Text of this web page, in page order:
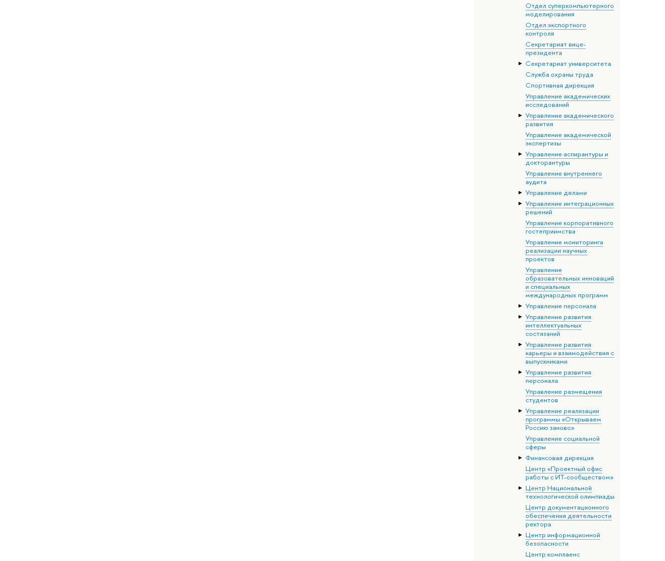
Отдел суперкомпьютерного
моделирования
Отдел экспортного
контроля
Секретариат вице-
президента
Секретариат университета
Служба охраны труда
Спортивная дирекция
Управление академических
исследований
Управление академического
развития
Управление академической
экспертизы
Управление аспирантуры и
докторантуры
Управление внутреннего
аудита
Управление делами
Управление интеграционных
решений
Управление корпоративного
гостеприимства
Управление мониторинга
реализации научных
проектов
Управление
образовательных инноваций
и специальных
международных программ
Управление персонала
Управление развития
интеллектуальных
состязаний
Управление развития
карьеры и взаимодействия с
выпускниками
Управление развития
персонала
Управление размещения
студентов
Управление реализации
программы «Открываем
Россию заново»
Управление социальной
сферы
Финансовая дирекция
Центр «Проектный офис
работы с ИТ-сообществом»
Центр Национальной
технологической олимпиады
Центр документационного
обеспечения деятельности
ректора
Центр информационной
безопасности
Центр комплаенс